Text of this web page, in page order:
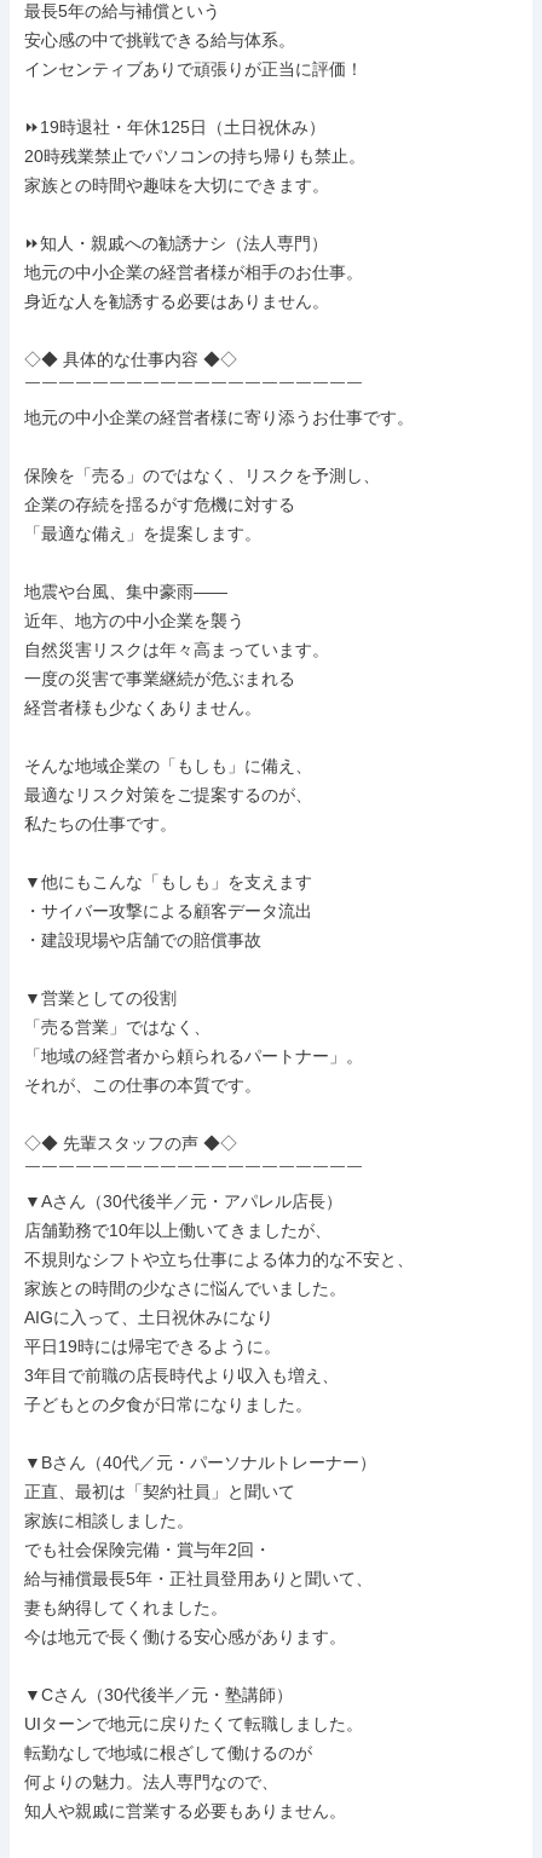
最長5年の給与補償という
安心感の中で挑戦できる給与体系。
インセンティブありで頑張りが正当に評価！
⏩19時退社・年休125日（土日祝休み）
20時残業禁止でパソコンの持ち帰りも禁止。
家族との時間や趣味を大切にできます。
⏩知人・親戚への勧誘ナシ（法人専門）
地元の中小企業の経営者様が相手のお仕事。
身近な人を勧誘する必要はありません。
◇◆ 具体的な仕事内容 ◆◇
￣￣￣￣￣￣￣￣￣￣￣￣￣￣￣￣￣￣￣￣
地元の中小企業の経営者様に寄り添うお仕事です。
保険を「売る」のではなく、リスクを予測し、
企業の存続を揺るがす危機に対する
「最適な備え」を提案します。
地震や台風、集中豪雨——
近年、地方の中小企業を襲う
自然災害リスクは年々高まっています。
一度の災害で事業継続が危ぶまれる
経営者様も少なくありません。
そんな地域企業の「もしも」に備え、
最適なリスク対策をご提案するのが、
私たちの仕事です。
▼他にもこんな「もしも」を支えます
・サイバー攻撃による顧客データ流出
・建設現場や店舗での賠償事故
▼営業としての役割
「売る営業」ではなく、
「地域の経営者から頼られるパートナー」。
それが、この仕事の本質です。
◇◆ 先輩スタッフの声 ◆◇
￣￣￣￣￣￣￣￣￣￣￣￣￣￣￣￣￣￣￣￣
▼Aさん（30代後半／元・アパレル店長）
店舗勤務で10年以上働いてきましたが、
不規則なシフトや立ち仕事による体力的な不安と、
家族との時間の少なさに悩んでいました。
AIGに入って、土日祝休みになり
平日19時には帰宅できるように。
3年目で前職の店長時代より収入も増え、
子どもとの夕食が日常になりました。
▼Bさん（40代／元・パーソナルトレーナー）
正直、最初は「契約社員」と聞いて
家族に相談しました。
でも社会保険完備・賞与年2回・
給与補償最長5年・正社員登用ありと聞いて、
妻も納得してくれました。
今は地元で長く働ける安心感があります。
▼Cさん（30代後半／元・塾講師）
UIターンで地元に戻りたくて転職しました。
転勤なしで地域に根ざして働けるのが
何よりの魅力。法人専門なので、
知人や親戚に営業する必要もありません。